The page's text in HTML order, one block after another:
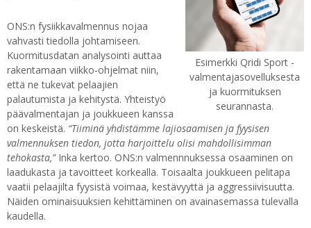
Esimerkki Qridi Sport -
valmentajasovelluksesta
ja kuormituksen
seurannasta.
ONS:n fysiikkavalmennus nojaa
vahvasti tiedolla johtamiseen.
Kuormitusdatan analysointi auttaa
rakentamaan viikko-ohjelmat niin,
että ne tukevat pelaajien
palautumista ja kehitystä. Yhteistyö
päävalmentajan ja joukkueen kanssa
on keskeistä. “Tiiminä yhdistämme lajiosaamisen ja fyysisen
valmennuksen tiedon, jotta harjoittelu olisi mahdollisimman
tehokasta,”Inka kertoo. ONS:n valmennnuksessa osaaminen on
laadukasta ja tavoitteet korkealla. Toisaalta joukkueen pelitapa
vaatii pelaajilta fyysistä voimaa, kestävyyttä ja aggressiivisuutta.
Näiden ominaisuuksien kehittäminen on avainasemassa tulevalla
kaudella.